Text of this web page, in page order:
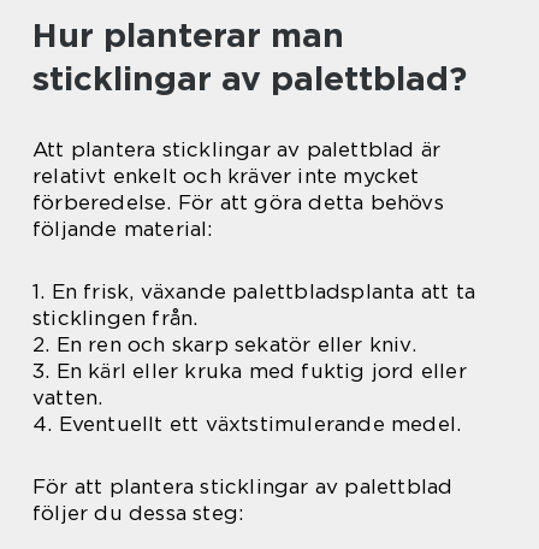
Hur planterar man
sticklingar av palettblad?
Att plantera sticklingar av palettblad är
relativt enkelt och kräver inte mycket
förberedelse. För att göra detta behövs
följande material:
1. En frisk, växande palettbladsplanta att ta
sticklingen från.
2. En ren och skarp sekatör eller kniv.
3. En kärl eller kruka med fuktig jord eller
vatten.
4. Eventuellt ett växtstimulerande medel.
För att plantera sticklingar av palettblad
följer du dessa steg: